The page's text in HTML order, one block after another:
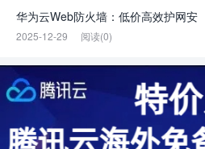
华为云Web防火墙：低价高效护网安
2025-12-29 阅读(0)